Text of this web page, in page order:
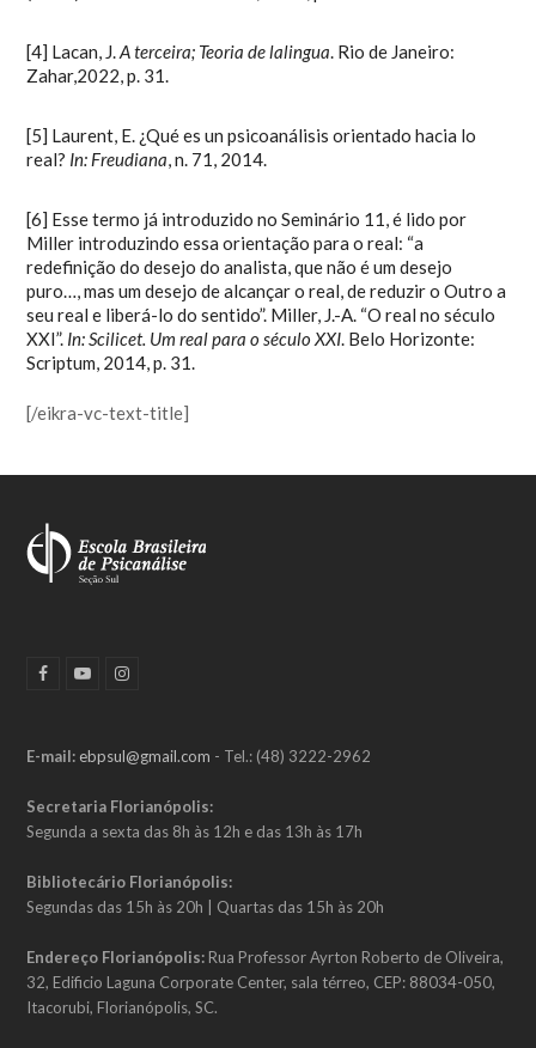
[4] Lacan, J.A terceira; Teoria de lalingua. Rio de Janeiro:
Zahar,2022, p. 31.
[5] Laurent, E. ¿Qué es un psicoanálisis orientado hacia lo
real? In: Freudiana, n. 71, 2014.
[6] Esse termo já introduzido no Seminário 11, é lido por
Miller introduzindo essa orientação para o real: “a
redefinição do desejo do analista, que não é um desejo
puro…, mas um desejo de alcançar o real, de reduzir o Outro a
seu real e liberá-lo do sentido”. Miller, J.-A. “O real no século
XXI”. In: Scilicet. Um real para o século XXI. Belo Horizonte:
Scriptum, 2014, p. 31.
[/eikra-vc-text-title]
F
o
Y
u
b
I
a
g
a
m
E-mail: ebpsul@gmail.com - Tel.: (48) 3222-2962
Secretaria Florianópolis:
Segunda a sexta das 8h às 12h e das 13h às 17h
Bibliotecário Florianópolis:
Segundas das 15h às 20h | Quartas das 15h às 20h
Endereço Florianópolis: Rua Professor Ayrton Roberto de Oliveira,
32, Edificio Laguna Corporate Center, sala térreo, CEP: 88034-050,
Itacorubi, Florianópolis, SC.